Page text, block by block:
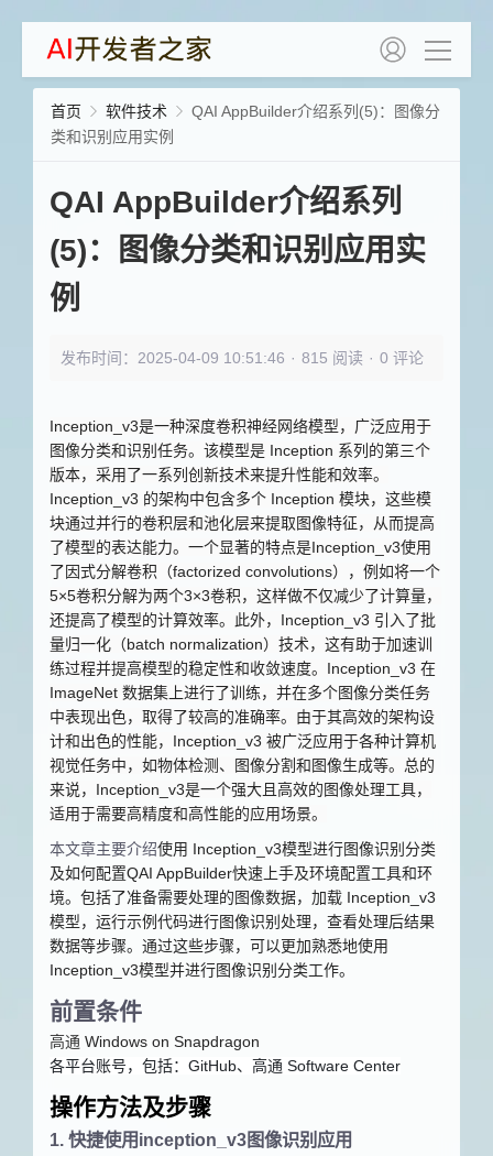
首页 软件技术
QAI AppBuilder介绍系列(5)：图像分
类和识别应用实例
QAI AppBuilder介绍系列
(5)：图像分类和识别应用实
例
发布时间：2025-04-09 10:51:46 · 815 阅读 · 0 评论
Inception_v3是一种深度卷积神经网络模型，广泛应用于
图像分类和识别任务。该模型是 Inception 系列的第三个
版本，采用了一系列创新技术来提升性能和效率。
Inception_v3 的架构中包含多个 Inception 模块，这些模
块通过并行的卷积层和池化层来提取图像特征，从而提高
了模型的表达能力。一个显著的特点是Inception_v3使用
了因式分解卷积（factorized convolutions），例如将一个
5×5卷积分解为两个3×3卷积，这样做不仅减少了计算量，
还提高了模型的计算效率。此外，Inception_v3 引入了批
量归一化（batch normalization）技术，这有助于加速训
练过程并提高模型的稳定性和收敛速度。 Inception_v3 在
ImageNet 数据集上进行了训练，并在多个图像分类任务
中表现出色，取得了较高的准确率。由于其高效的架构设
计和出色的性能， Inception_v3 被广泛应用于各种计算机
视觉任务中，如物体检测、图像分割和图像生成等。总的
来说， Inception_v3是一个强大且高效的图像处理工具，
适用于需要高精度和高性能的应用场景。
本文章主要介绍使用 Inception_v3模型进行图像识别分类
及如何配置QAI AppBuilder快速上手及环境配置工具和环
境。包括了准备需要处理的图像数据，加载 Inception_v3
模型，运行示例代码进行图像识别处理，查看处理后结果
数据等步骤。通过这些步骤，可以更加熟悉地使用
Inception_v3模型并进行图像识别分类工作。
前置条件
高通 Windows on Snapdragon
各平台账号，包括： GitHub、高通 Software Center
操作方法及步骤
1. 快捷使用inception_v3图像识别应用